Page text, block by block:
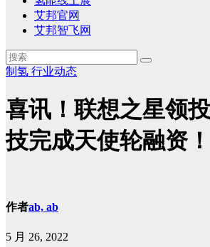
艾邦官网
艾邦智飞网
制氢 行业动态
喜讯！联想之星领
技完成天使轮融资！
作者ab, ab
5 月 26, 2022